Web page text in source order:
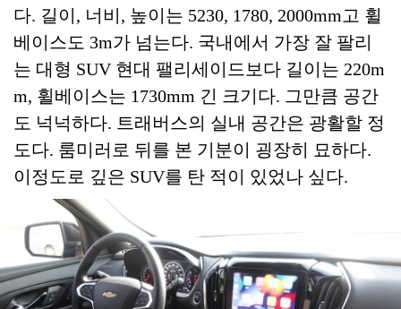
다. 길이, 너비, 높이는 5230, 1780, 2000mm고 휠
베이스도 3m가 넘는다. 국내에서 가장 잘 팔리
는 대형 SUV 현대 팰리세이드보다 길이는 220m
m, 휠베이스는 1730mm 긴 크기다. 그만큼 공간
도 넉넉하다. 트래버스의 실내 공간은 광활할 정
도다. 룸미러로 뒤를 본 기분이 굉장히 묘하다.
이정도로 깊은 SUV를 탄 적이 있었나 싶다.